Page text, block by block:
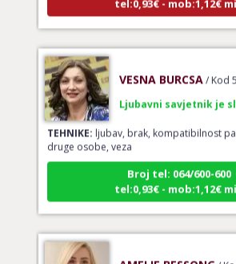
TEHNIKE:ljubav, brak, kompatibilnost
druge osobe, veza
Broj tel: 064/600-600
tel:0,93€ - mob:1,12€ min